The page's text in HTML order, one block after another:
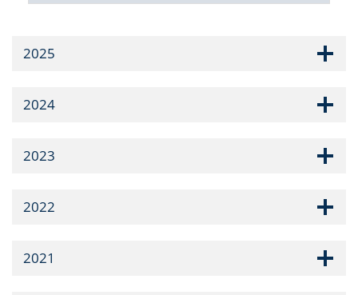
2025
2024
2023
2022
2021